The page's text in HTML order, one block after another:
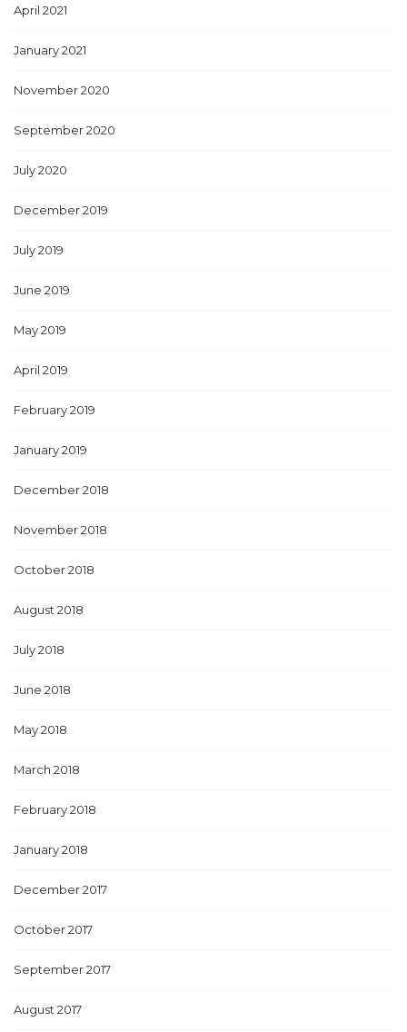
April 2021
January 2021
November 2020
September 2020
July 2020
December 2019
July 2019
June 2019
May 2019
April 2019
February 2019
January 2019
December 2018
November 2018
October 2018
August 2018
July 2018
June 2018
May 2018
March 2018
February 2018
January 2018
December 2017
October 2017
September 2017
August 2017